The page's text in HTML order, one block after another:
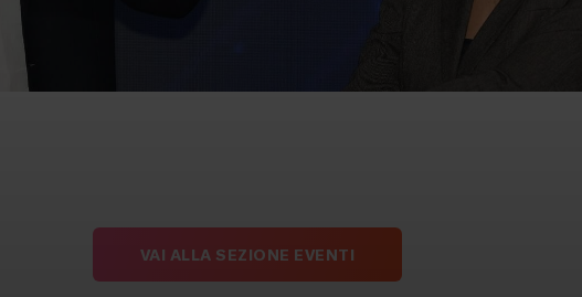
VAI ALLA SEZIONE EVENTI